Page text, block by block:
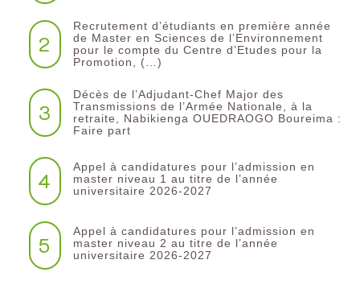
2
Recrutement d’étudiants en première année
de Master en Sciences de l’Environnement
pour le compte du Centre d’Etudes pour la
Promotion, (…)
3
Décès de l’Adjudant-Chef Major des
Transmissions de l’Armée Nationale, à la
retraite, Nabikienga OUEDRAOGO Boureima :
Faire part
4
Appel à candidatures pour l’admission en
master niveau 1 au titre de l’année
universitaire 2026-2027
5
Appel à candidatures pour l’admission en
master niveau 2 au titre de l’année
universitaire 2026-2027